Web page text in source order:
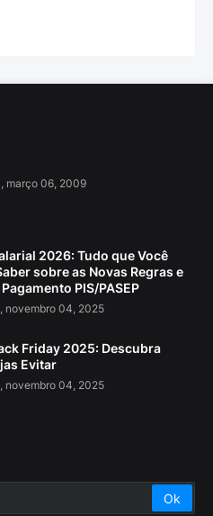
março 06, 2009
2026: Tudo que Você
sobre as Novas Regras e
PIS/PASEP
novembro 04, 2025
Friday 2025: Descubra
Evitar
novembro 04, 2025